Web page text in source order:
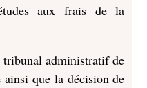
aux frais de la
tribunal administratif de
ainsi que la décision de